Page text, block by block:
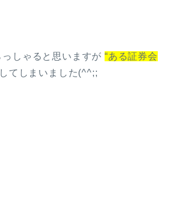
しゃると思いますが “ある証券会
てしまいました(^^;;